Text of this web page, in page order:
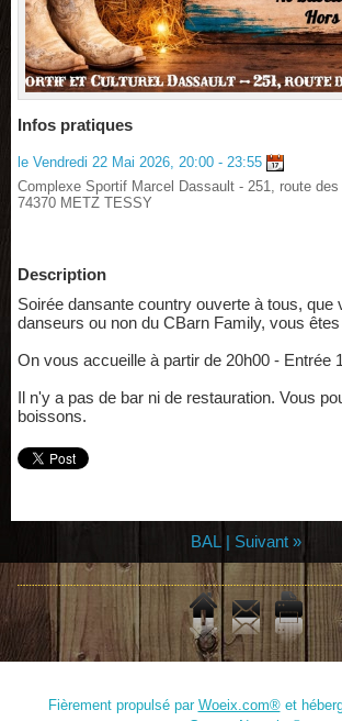
Infos pratiques
le Vendredi 22 Mai 2026, 20:00 - 23:55
Complexe Sportif Marcel Dassault - 251, route des
74370 METZ TESSY
Description
Soirée dansante country ouverte à tous, que
danseurs ou non du CBarn Family, vous
On vous accueille à partir de 20h00 - Entrée
Il n'y a pas de bar ni de restauration. Vous
boissons.
BAL | Suivant »
Fièrement propulsé par Woeix.com®et